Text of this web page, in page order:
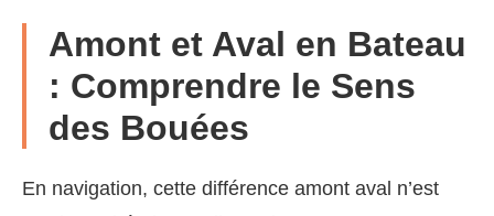
Amont et Aval en Bateau
: Comprendre le Sens
des Bouées
En navigation, cette différence amont aval n’est